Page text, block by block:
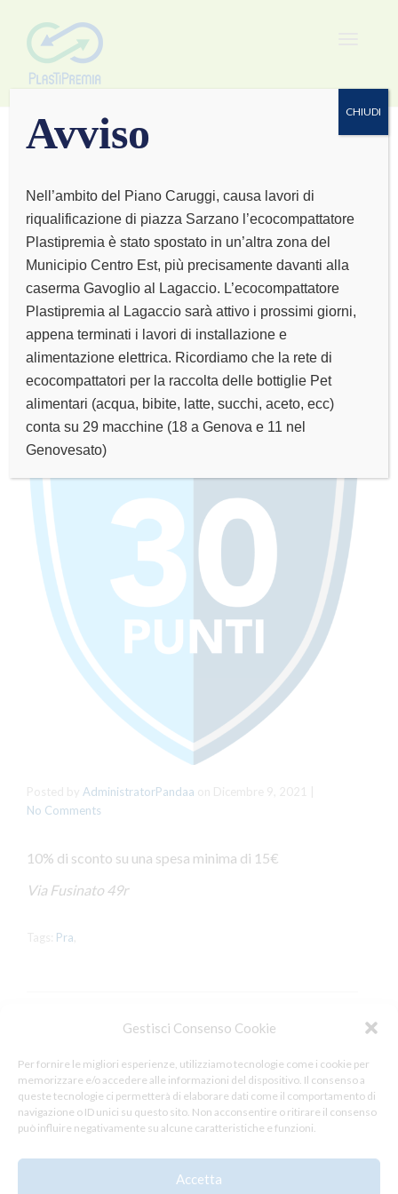
Gestisci Consenso Cookie
Per fornire le migliori esperienze, utilizziamo tecnologie come i cookie per
memorizzare e/o accedere alle informazioni del dispositivo. Il consenso a
queste tecnologie ci permetterà di elaborare dati come il comportamento di
navigazione o ID unici su questo sito. Non acconsentire o ritirare il consenso
può influire negativamente su alcune caratteristiche e funzioni.
Accetta
VALLARINO MARIA
PIA
AdministratorPandaa
No Comments
10% di sconto su una spesa minima di 15€
Via Fusinato 49r
Pra
You must belogged into post a comment.
Avviso
Nell’ambito del Piano Caruggi, causa lavori di
riqualificazione di piazza Sarzano l’ecocompattatore
Plastipremia è stato spostato in un’altra zona del
Municipio Centro Est, più precisamente davanti alla
caserma Gavoglio al Lagaccio. L’ecocompattatore
Plastipremia al Lagaccio sarà attivo i prossimi giorni,
appena terminati i lavori di installazione e
alimentazione elettrica. Ricordiamo che la rete di
ecocompattatori per la raccolta delle bottiglie Pet
alimentari (acqua, bibite, latte, succhi, aceto, ecc)
conta su 29 macchine (18 a Genova e 11 nel
Genovesato)
CHIUDI